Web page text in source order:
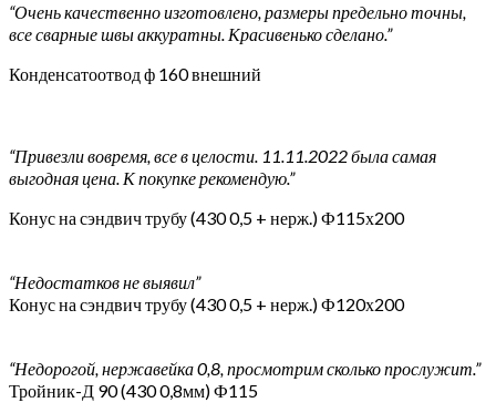
“Очень качественно изготовлено, размеры предельно точны,
все сварные швы аккуратны. Красивенько сделано.”
Конденсатоотвод ф 160 внешний
“Привезли вовремя, все в целости. 11.11.2022 была самая
выгодная цена. К покупке рекомендую.”
Конус на сэндвич трубу (430 0,5 + нерж.) Ф115х200
“Недостатков не выявил”
Конус на сэндвич трубу (430 0,5 + нерж.) Ф120х200
“Недорогой, нержавейка 0,8, просмотрим сколько прослужит.”
Тройник-Д 90 (430 0,8мм) Ф115